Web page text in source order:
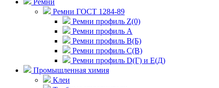
Ремни
Ремни ГОСТ 1284-89
Ремни профиль Z(0)
Ремни профиль А
Ремни профиль В(Б)
Ремни профиль С(В)
Ремни профиль D(Г) и E(Д)
Промышленная химия
Клеи